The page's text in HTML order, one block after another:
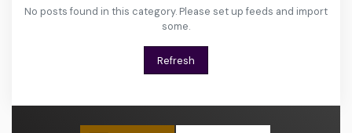
No posts found in this category. Please set up feeds and import
some.
Refresh